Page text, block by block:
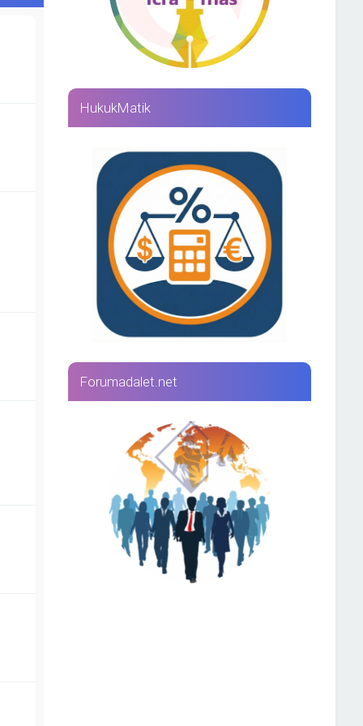
HukukMatik
Forumadalet.net